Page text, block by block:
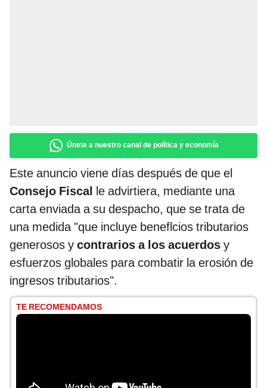
Únete a nuestro canal de política y economía
Este anuncio viene días después de que el
Consejo Fiscal le advirtiera, mediante una
carta enviada a su despacho, que se trata de
una medida "que incluye beneflcios tributarios
generosos y contrarios a los acuerdos y
esfuerzos globales para combatir la erosión de
ingresos tributarios".
TE RECOMENDAMOS